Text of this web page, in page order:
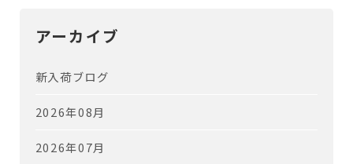
アーカイブ
新入荷ブログ
2026年08月
2026年07月